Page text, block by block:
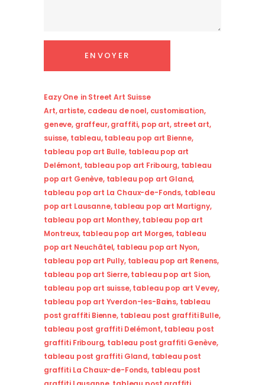
Eazy One in Street Art Suisse
Art,artiste, cadeau de noel, customisation,
geneve, graffeur,graffiti, pop art, street art,
suisse, tableau,tableau pop art Bienne,
tableau pop art Bulle, tableau pop art
Delémont, tableau pop art Fribourg, tableau
pop art Genève, tableau pop art Gland,
tableau pop art La Chaux-de-Fonds, tableau
pop art Lausanne,tableau pop art Martigny,
tableau pop art Monthey,tableau pop art
Montreux, tableau pop art Morges, tableau
pop art Neuchâtel, tableau pop art Nyon,
tableau pop art Pully, tableau pop art Renens,
tableau pop art Sierre,tableau pop art Sion,
tableau pop art suisse,tableau pop art Vevey,
tableau pop art Yverdon-les-Bains, tableau
post graffiti Bienne, tableau post graffiti Bulle,
tableau post graffiti Delémont,tableau post
graffiti Fribourg, tableau post graffiti Genève,
tableau post graffiti Gland, tableau post
graffiti La Chaux-de-Fonds, tableau post